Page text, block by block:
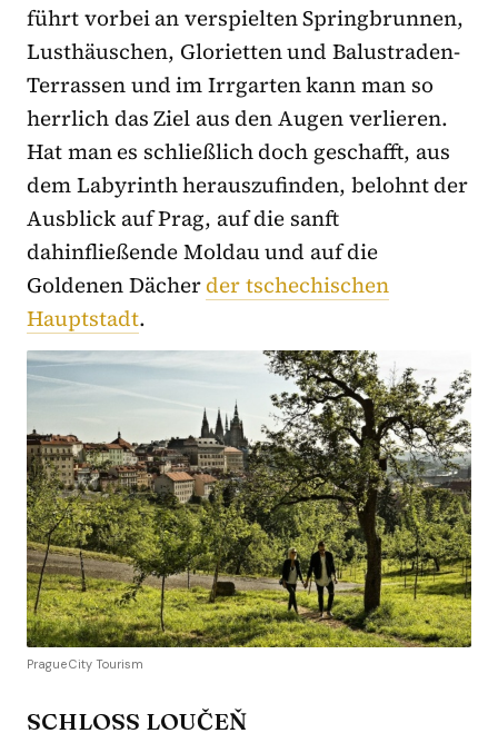
führt vorbei an verspielten Springbrunnen,
Lusthäuschen, Glorietten und Balustraden-
Terrassen und im Irrgarten kann man so
herrlich das Ziel aus den Augen verlieren.
Hat man es schließlich doch geschafft, aus
dem Labyrinth herauszufinden, belohnt der
Ausblick auf Prag, auf die sanft
dahinfließende Moldau und auf die
Goldenen Dächerder tschechischen
Hauptstadt.
Prague City Tourism
SCHLOSS LOUČEŇ